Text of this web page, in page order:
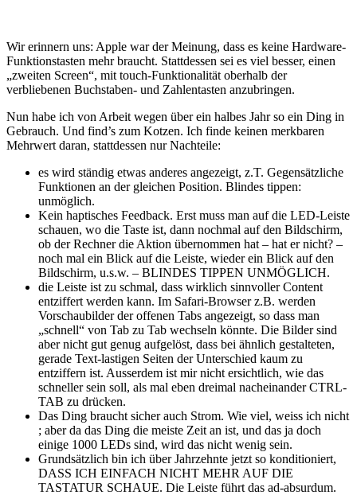
Wir erinnern uns: Apple war der Meinung, dass es keine Hardware-
Funktionstasten mehr braucht. Stattdessen sei es viel besser, einen
„zweiten Screen“, mit touch-Funktionalität oberhalb der
verbliebenen Buchstaben- und Zahlentasten anzubringen.
Nun habe ich von Arbeit wegen über ein halbes Jahr so ein Ding in
Gebrauch. Und find’s zum Kotzen. Ich finde keinen merkbaren
Mehrwert daran, stattdessen nur Nachteile:
es wird ständig etwas anderes angezeigt, z.T. Gegensätzliche
Funktionen an der gleichen Position. Blindes tippen:
unmöglich.
Kein haptisches Feedback. Erst muss man auf die LED-Leiste
schauen, wo die Taste ist, dann nochmal auf den Bildschirm,
ob der Rechner die Aktion übernommen hat – hat er nicht? –
noch mal ein Blick auf die Leiste, wieder ein Blick auf den
Bildschirm, u.s.w. – BLINDES TIPPEN UNMÖGLICH.
die Leiste ist zu schmal, dass wirklich sinnvoller Content
entziffert werden kann. Im Safari-Browser z.B. werden
Vorschaubilder der offenen Tabs angezeigt, so dass man
„schnell“ von Tab zu Tab wechseln könnte. Die Bilder sind
aber nicht gut genug aufgelöst, dass bei ähnlich gestalteten,
gerade Text-lastigen Seiten der Unterschied kaum zu
entziffern ist. Ausserdem ist mir nicht ersichtlich, wie das
schneller sein soll, als mal eben dreimal nacheinander CTRL-
TAB zu drücken.
Das Ding braucht sicher auch Strom. Wie viel, weiss ich nicht
; aber da das Ding die meiste Zeit an ist, und das ja doch
einige 1000 LEDs sind, wird das nicht wenig sein.
Grundsätzlich bin ich über Jahrzehnte jetzt so konditioniert,
DASS ICH EINFACH NICHT MEHR AUF DIE
TASTATUR SCHAUE. Die Leiste führt das ad-absurdum.